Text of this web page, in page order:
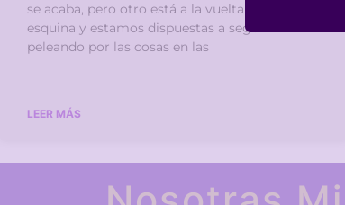
se acaba, pero otro está a la vuelta de la
esquina y estamos dispuestas a seguir
peleando por las cosas en las
LEER MÁS